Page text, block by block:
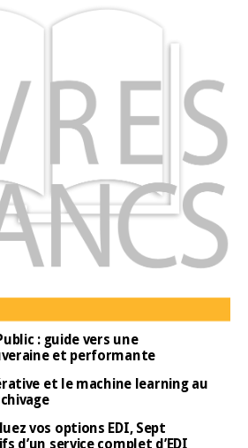
: guide vers une
et performante
et le machine learning au
vos options EDI, Sept
d’un service complet d’EDI